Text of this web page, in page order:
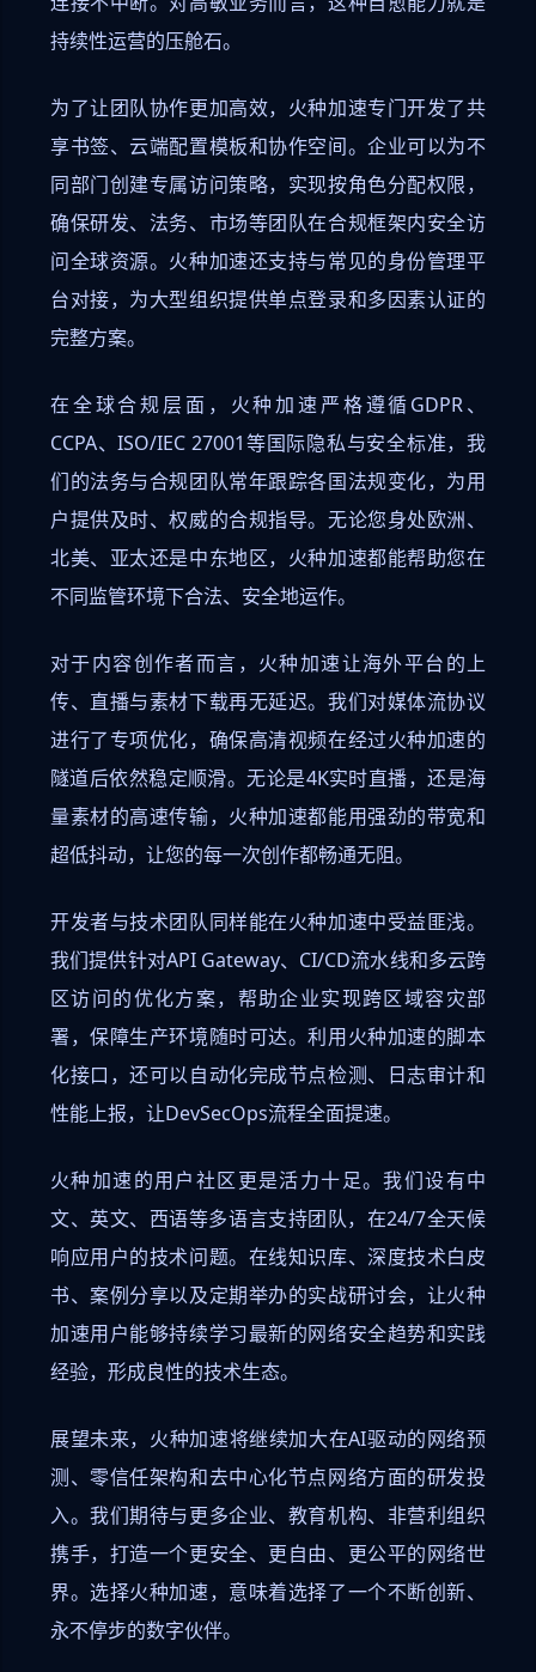
持续性运营的压舱石。
为了让团队协作更加高效，火种加速专门开发了共
享书签、云端配置模板和协作空间。企业可以为不
同部门创建专属访问策略，实现按角色分配权限，
确保研发、法务、市场等团队在合规框架内安全访
问全球资源。火种加速还支持与常见的身份管理平
台对接，为大型组织提供单点登录和多因素认证的
完整方案。
在全球合规层面，火种加速严格遵循GDPR、
CCPA、ISO/IEC 27001等国际隐私与安全标准，我
们的法务与合规团队常年跟踪各国法规变化，为用
户提供及时、权威的合规指导。无论您身处欧洲、
北美、亚太还是中东地区，火种加速都能帮助您在
不同监管环境下合法、安全地运作。
对于内容创作者而言，火种加速让海外平台的上
传、直播与素材下载再无延迟。我们对媒体流协议
进行了专项优化，确保高清视频在经过火种加速的
隧道后依然稳定顺滑。无论是4K实时直播，还是海
量素材的高速传输，火种加速都能用强劲的带宽和
超低抖动，让您的每一次创作都畅通无阻。
开发者与技术团队同样能在火种加速中受益匪浅。
我们提供针对API Gateway、CI/CD流水线和多云跨
区访问的优化方案，帮助企业实现跨区域容灾部
署，保障生产环境随时可达。利用火种加速的脚本
化接口，还可以自动化完成节点检测、日志审计和
性能上报，让DevSecOps流程全面提速。
火种加速的用户社区更是活力十足。我们设有中
文、英文、西语等多语言支持团队，在24/7全天候
响应用户的技术问题。在线知识库、深度技术白皮
书、案例分享以及定期举办的实战研讨会，让火种
加速用户能够持续学习最新的网络安全趋势和实践
经验，形成良性的技术生态。
展望未来，火种加速将继续加大在AI驱动的网络预
测、零信任架构和去中心化节点网络方面的研发投
入。我们期待与更多企业、教育机构、非营利组织
携手，打造一个更安全、更自由、更公平的网络世
界。选择火种加速，意味着选择了一个不断创新、
永不停步的数字伙伴。